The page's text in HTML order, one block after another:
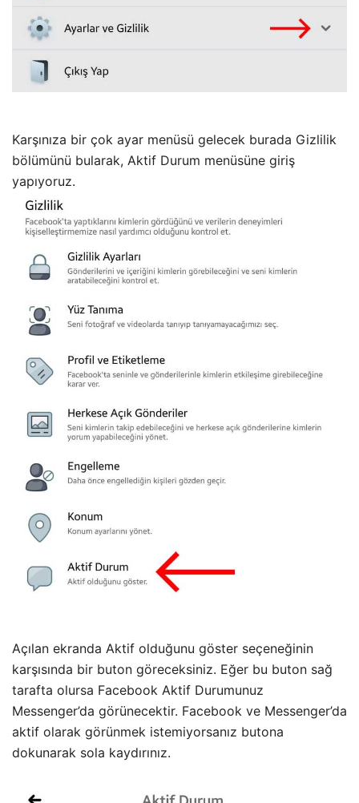
Karşınıza bir çok ayar menüsü gelecek burada Gizlilik
bölümünü bularak, Aktif Durum menüsüne giriş
yapıyoruz.
Açılan ekranda Aktif olduğunu göster seçeneğinin
karşısında bir buton göreceksiniz. Eğer bu buton sağ
tarafta olursa Facebook Aktif Durumunuz
Messenger’da görünecektir. Facebook ve Messenger’da
aktif olarak görünmek istemiyorsanız butona
dokunarak sola kaydırınız.